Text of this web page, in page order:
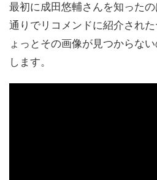
最初に成田悠輔さんを知った
通りでリコメンドに紹介され
ょっとその画像が見つからな
します。